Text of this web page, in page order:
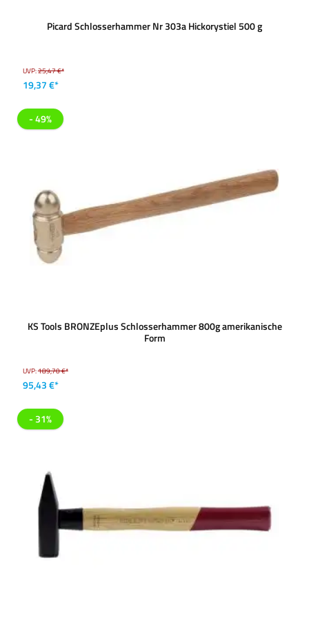
Picard Schlosserhammer Nr 303a Hickorystiel 500 g
UVP:25,47 €*
19,37 €*
- 49%
KS Tools BRONZEplus Schlosserhammer 800g amerikanische
Form
UVP:189,70 €*
95,43 €*
- 31%